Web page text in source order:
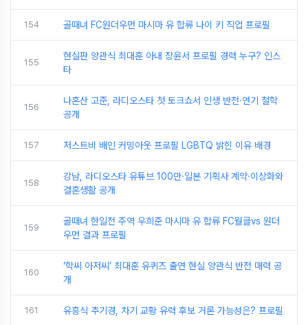
154 골때녀 FC원더우먼 마시마 유 합류 나이 키 직업 프로필
155
현실판 양관식 최대훈 아내 장윤서 프로필 경력 누구? 인스
타
156
나혼산 고준, 라디오스타 첫 토크쇼서 인생 반전·연기 철학
공개
157 저스트비 배인 커밍아웃 프로필 LGBTQ 밝힌 이유 배경
158
강남, 라디오스타 유튜브 100만·일본 기획사 계약·이상화와
결혼생활 공개
159
골때녀 한일전 주역 우희준 마시마 유 합류 FC월클vs 원더
우먼 결과 프로필
160
‘학씨 아저씨’ 최대훈 유퀴즈 출연 현실 양관식 반전 매력 공
개
161 유흥식 추기경, 차기 교황 유력 후보 거론 가능성은? 프로필